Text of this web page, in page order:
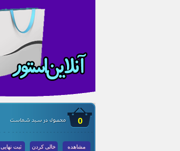
0
مشاهده خالی کردن ثبت نهایی